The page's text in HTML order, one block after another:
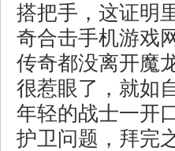
搭把手，这证明
奇合击手机游戏
传奇都没离开魔
很惹眼了，就如
年轻的战士一开
护卫问题，拜完